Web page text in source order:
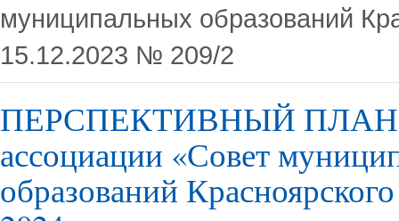
муниципальных образований
15.12.2023 № 209/2
ПЕРСПЕКТИВНЫЙ
ассоциации «Совет
образований